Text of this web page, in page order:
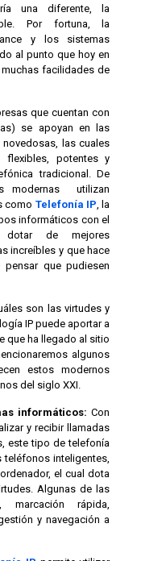
una diferente, la
Por fortuna, la
y los sistemas
al punto que hoy en
facilidades de
que cuentan con
se apoyan en las
las cuales
flexibles, potentes y
tradicional. De
modernas utilizan
como Telefonía IP , la
informáticos con el
dotar de mejores
increíbles y que hace
que pudiesen
son las virtudes y
IP puede aportar a
que ha llegado al sitio
algunos
estos modernos
del siglo XXI.
informáticos: Con
y recibir llamadas
este tipo de telefonía
inteligentes,
el cual dota
Algunas de las
marcación rápida,
y navegación a